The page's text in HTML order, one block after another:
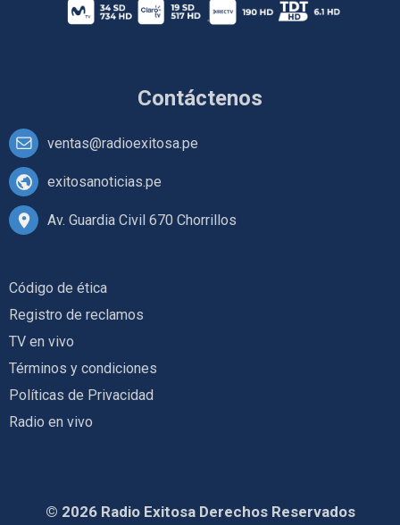
Contáctenos
ventas@radioexitosa.pe
exitosanoticias.pe
Av. Guardia Civil 670 Chorrillos
Código de ética
Registro de reclamos
TV en vivo
Términos y condiciones
Políticas de Privacidad
Radio en vivo
© 2026 Radio Exitosa Derechos Reservados